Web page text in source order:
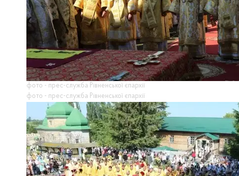
фото - прес-служба Рівненської єпархії
фото - прес-служба Рівненської єпархії